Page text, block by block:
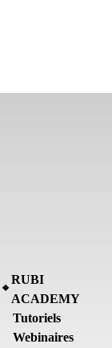
RUBI
ACADEMY
Tutoriels
Webinaires